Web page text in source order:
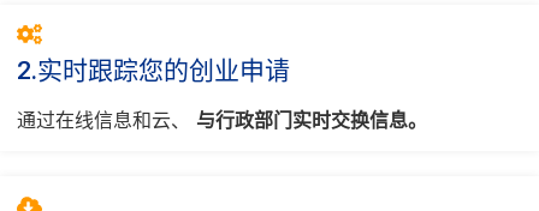
2.实时跟踪您的创业申请
通过在线信息和云、 与行政部门实时交换信息。